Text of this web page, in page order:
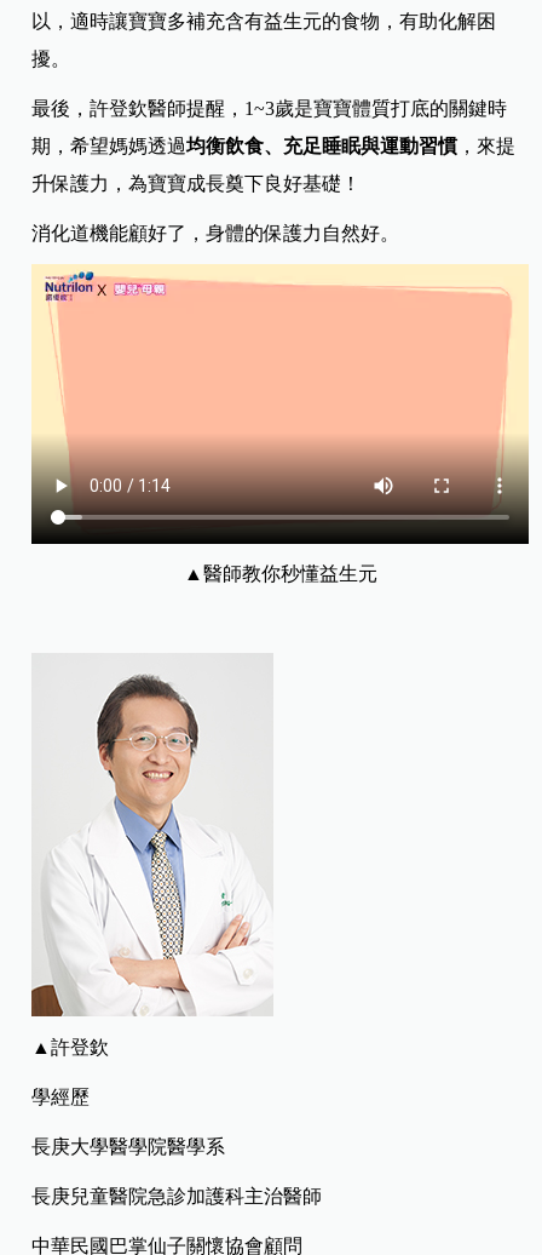
以，適時讓寶寶多補充含有益生元的食物，有助化解困
擾。
最後，許登欽醫師提醒，1~3歲是寶寶體質打底的關鍵時
期，希望媽媽透過均衡飲食、充足睡眠與運動習慣，來提
升保護力，為寶寶成長奠下良好基礎！
消化道機能顧好了，身體的保護力自然好。
▲醫師教你秒懂益生元
▲許登欽
學經歷
長庚大學醫學院醫學系
長庚兒童醫院急診加護科主治醫師
中華民國巴掌仙子關懷協會顧問